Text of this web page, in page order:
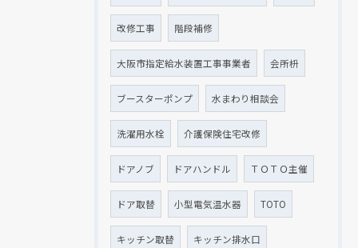
改修工事 階段補修
大阪市指定給水装置工事事業者 会所枡
ブースターポンプ 水まわり相談会
洗濯用水栓 介護保険住宅改修
ドアノブ ドアハンドル ＴＯＴＯ主催
ドア取替 小型電気温水器 TOTO
キッチン取替 キッチン排水口